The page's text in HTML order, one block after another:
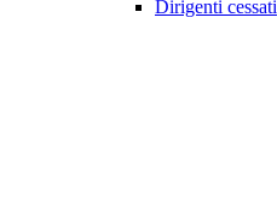
Dirigenti cessati